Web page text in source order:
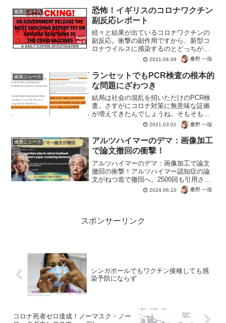
健康ニュース
恐怖！イギリスのコロナワクチン
副反応レポート
続々と結果が出ているコロナワクチンの
副反応。衝撃の副作用ですから、新型コ
ロナウイルスに感染するのとどっちがこ
わいか？考える必要があるでしょう
ね。！–英国政府は、Covidワクチンに対
する有害反応に関する第9回報告書を発表
しましたショッキング...
2021.04.09 桑野 一哉
健康ニュース
ランセットでもPCR検査の根本的
な問題にざわつき
結局は社会の混乱を招いただけのPCR検
査。さすがにコロナ対策に無意味な証拠
が増えてきたんでしょうね。そもそも感
染症を検査するためのものではないので
当たり前ですが。私のようなド素人でも
覚えてしまったCt値なんかにも触れられ
ていますね。検査法だ...
2021.03.01 桑野 一哉
健康ニュース
アルツハイマーのデマ：画像加工
で論文撤回の衝撃！
アルツハイマーのデマ：画像加工で論文
撤回の衝撃！アルツハイマー認知症の論
文がねつ造で撤回へ。2500回も引用され
た、いわば常識となっていた根拠が崩
壊。アミロイドベータ説も根本から見直
2024.06.10 桑野 一哉
スポンサーリンク
シンガポールでもワクチン接種しても感
染予防にならず
コロナ死者ゼロ達成！ノーマスク・ノー